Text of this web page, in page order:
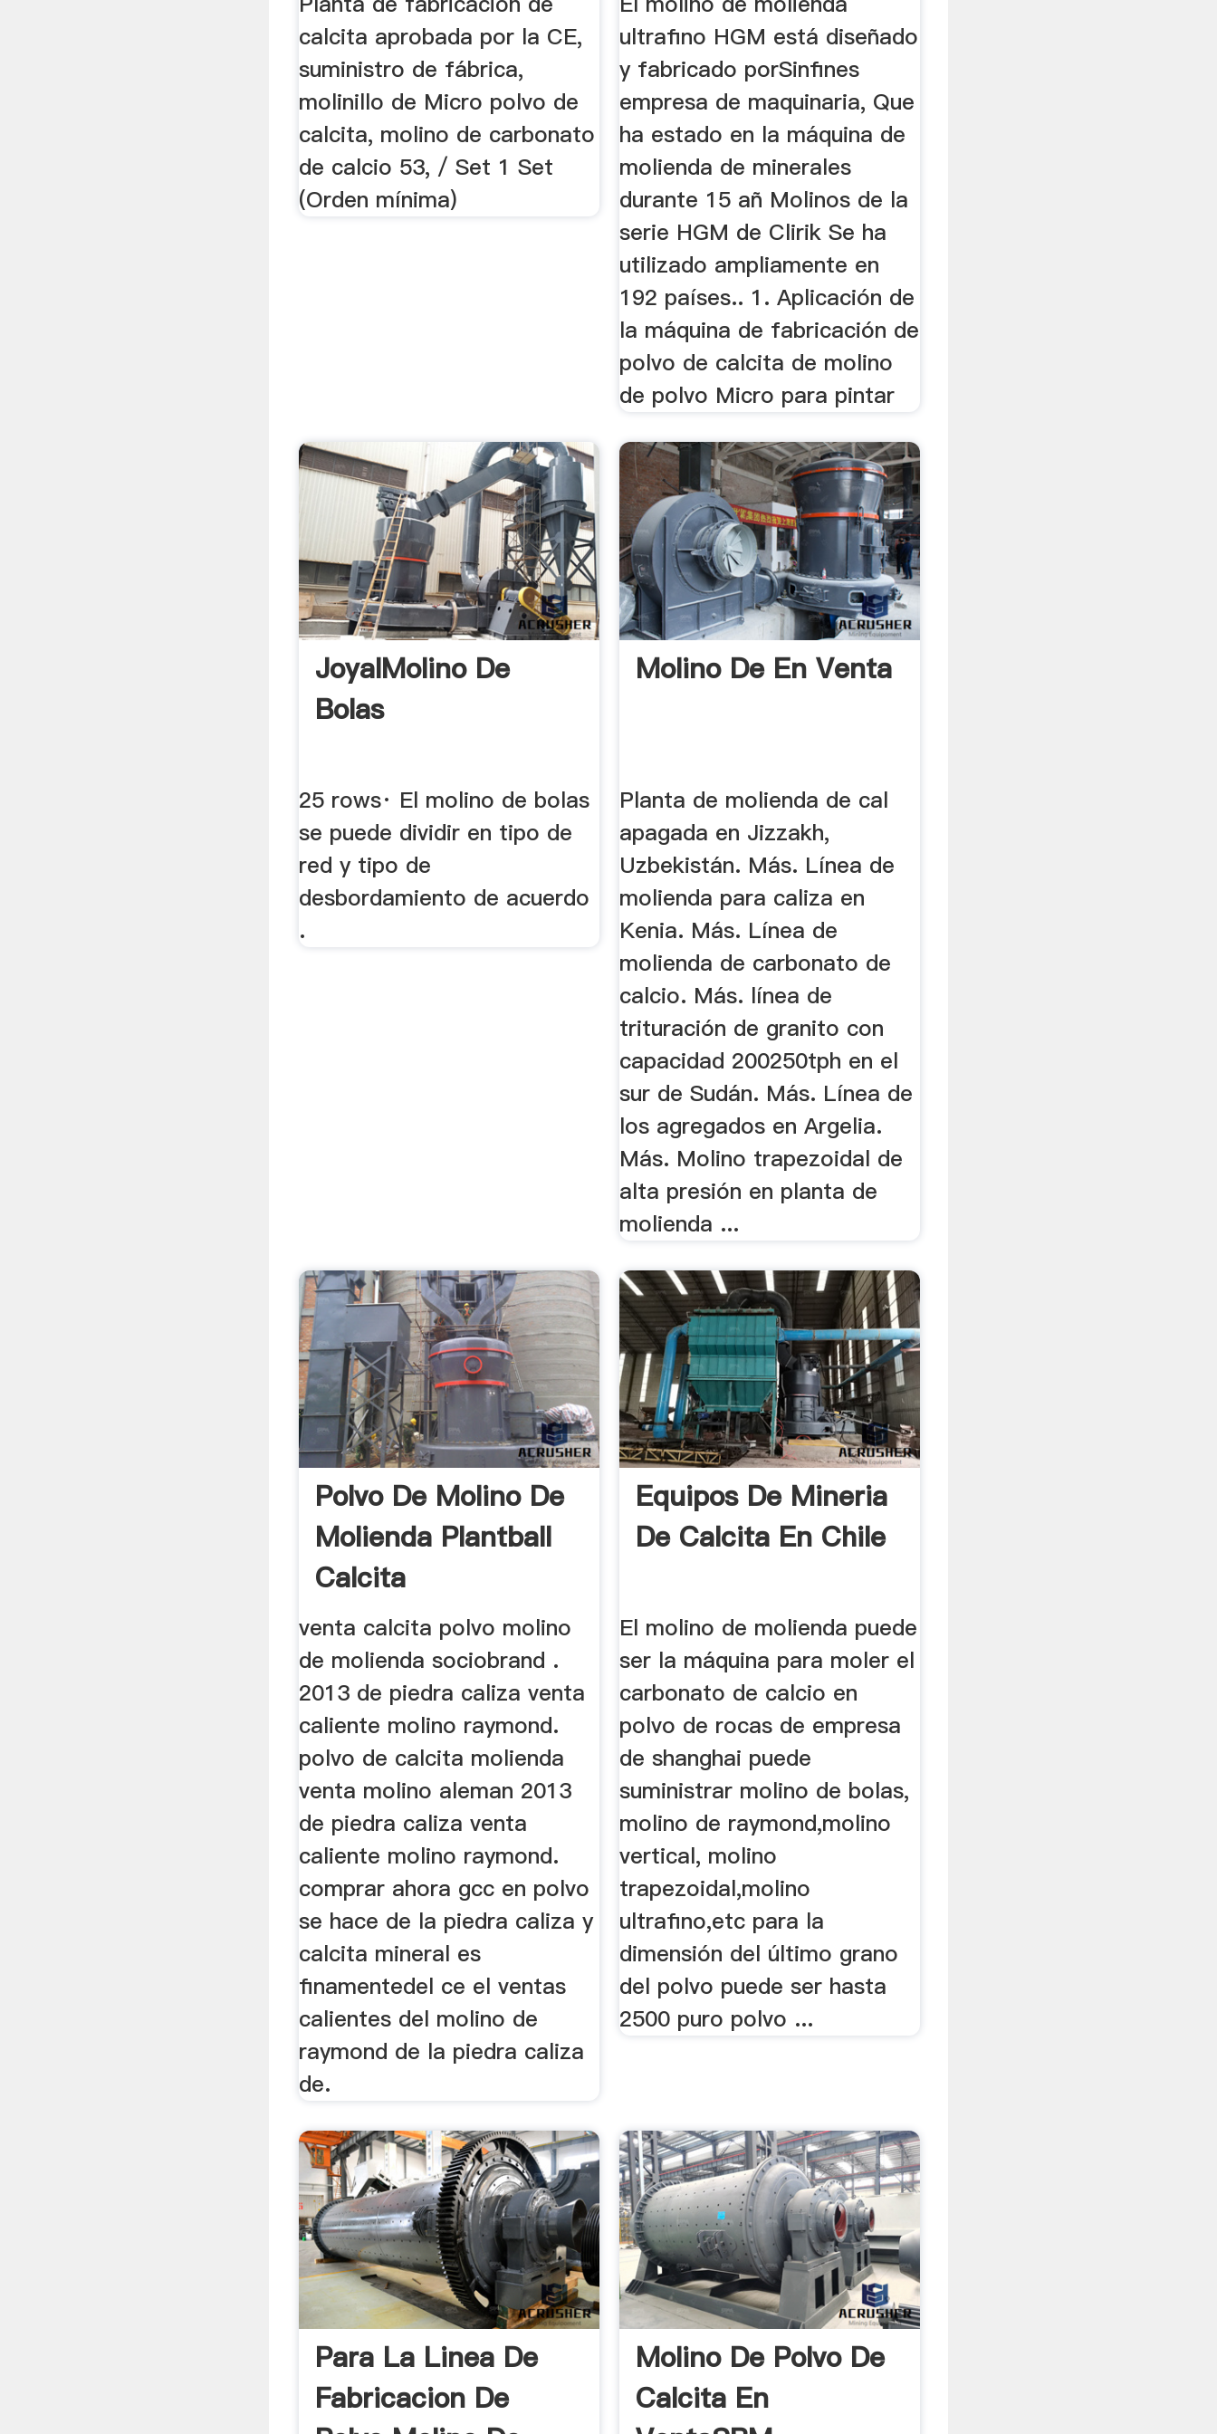
calcita aprobada por la CE,
suministro de fábrica,
molinillo de Micro polvo de
calcita, molino de carbonato
de calcio 53, / Set 1 Set
(Orden mínima)
ultrafino HGM está diseñado
y fabricado porSinfines
empresa de maquinaria, Que
ha estado en la máquina de
molienda de minerales
durante 15 añ Molinos de la
serie HGM de Clirik Se ha
utilizado ampliamente en
192 países.. 1. Aplicación de
la máquina de fabricación de
polvo de calcita de molino
de polvo Micro para pintar
JoyalMolino De
Bolas
25 rows· El molino de bolas
se puede dividir en tipo de
red y tipo de
desbordamiento de acuerdo
.
Molino De En Venta
Planta de molienda de cal
apagada en Jizzakh,
Uzbekistán. Más. Línea de
molienda para caliza en
Kenia. Más. Línea de
molienda de carbonato de
calcio. Más. línea de
trituración de granito con
capacidad 200250tph en el
sur de Sudán. Más. Línea de
los agregados en Argelia.
Más. Molino trapezoidal de
alta presión en planta de
molienda ...
Polvo De Molino De
Molienda Plantball
Calcita
venta calcita polvo molino
de molienda sociobrand .
2013 de piedra caliza venta
caliente molino raymond.
polvo de calcita molienda
venta molino aleman 2013
de piedra caliza venta
caliente molino raymond.
comprar ahora gcc en polvo
se hace de la piedra caliza y
calcita mineral es
finamentedel ce el ventas
calientes del molino de
raymond de la piedra caliza
de.
Equipos De Mineria
De Calcita En Chile
El molino de molienda puede
ser la máquina para moler el
carbonato de calcio en
polvo de rocas de empresa
de shanghai puede
suministrar molino de bolas,
molino de raymond,molino
vertical, molino
trapezoidal,molino
ultrafino,etc para la
dimensión del último grano
del polvo puede ser hasta
2500 puro polvo ...
Para La Linea De
Fabricacion De
Molino De Polvo De
Calcita En